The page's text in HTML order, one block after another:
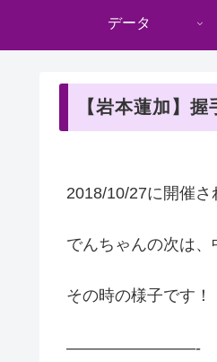
データ
【岩本蓮加】
2018/10/27に開催
でんちゃんの次は、
その時の様子です！
————————-